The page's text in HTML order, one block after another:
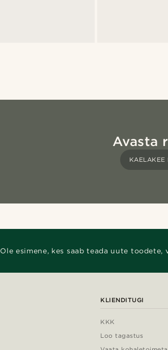
Avasta
KAELAKEE
Ole esimene, kes saab teada uute
KLIENDITUGI
KKK
Loo tagastus